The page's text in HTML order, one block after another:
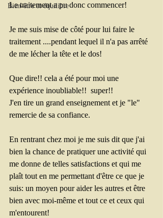
Bien-être et équilibre
Le traitement a pu donc commencer!
Je me suis mise de côté pour lui faire le
traitement ....pendant lequel il n'a pas arrêté
de me lécher la tête et le dos!
Que dire!! cela a été pour moi une
expérience inoubliable!!  super!!
J'en tire un grand enseignement et je "le"
remercie de sa confiance.
En rentrant chez moi je me suis dit que j'ai
bien la chance de pratiquer une activité qui
me donne de telles satisfactions et qui me
plaît tout en me permettant d'être ce que je
suis: un moyen pour aider les autres et être
bien avec moi-même et tout ce et ceux qui
m'entourent!